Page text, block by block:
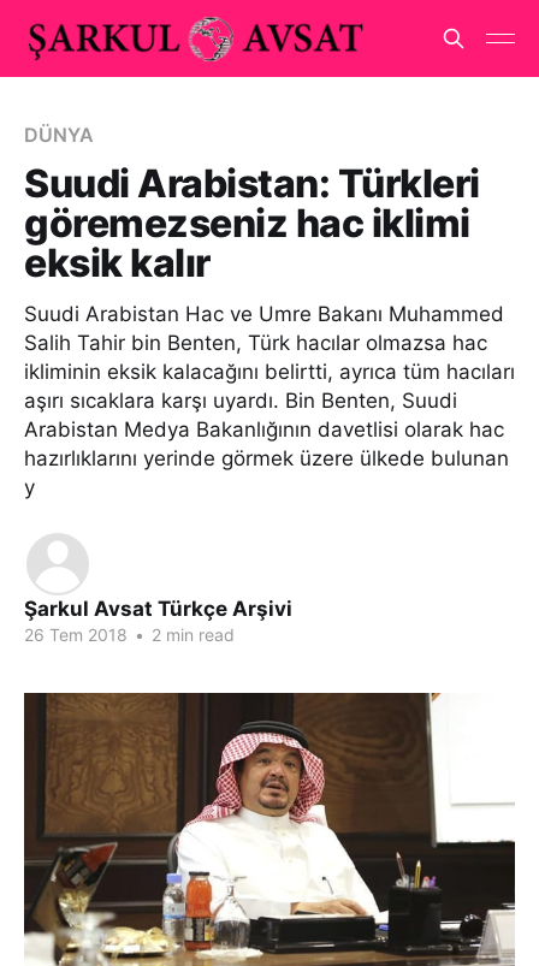
DÜNYA
Suudi Arabistan: Türkleri
göremezseniz hac iklimi
eksik kalır
Suudi Arabistan Hac ve Umre Bakanı Muhammed
Salih Tahir bin Benten, Türk hacılar olmazsa hac
ikliminin eksik kalacağını belirtti, ayrıca tüm hacıları
aşırı sıcaklara karşı uyardı. Bin Benten, Suudi
Arabistan Medya Bakanlığının davetlisi olarak hac
hazırlıklarını yerinde görmek üzere ülkede bulunan
y
Şarkul Avsat Türkçe Arşivi
26 Tem 2018 • 2 min read